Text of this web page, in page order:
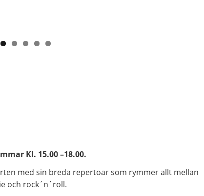
Kl. 15.00 –18.00.
med sin breda repertoar som rymmer allt mellan
och rock´n´roll.